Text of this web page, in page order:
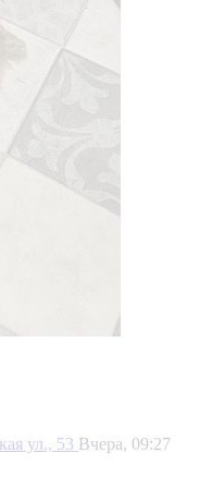
ул., 53 Вчера, 09:27